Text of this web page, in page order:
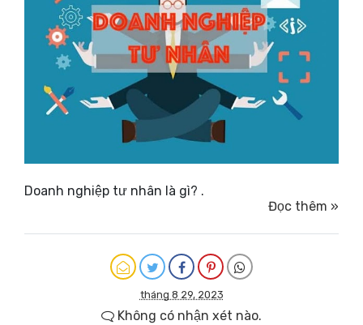
Doanh nghiệp tư nhân là gì? .
Đọc thêm »
tháng 8 29, 2023
Không có nhận xét nào.